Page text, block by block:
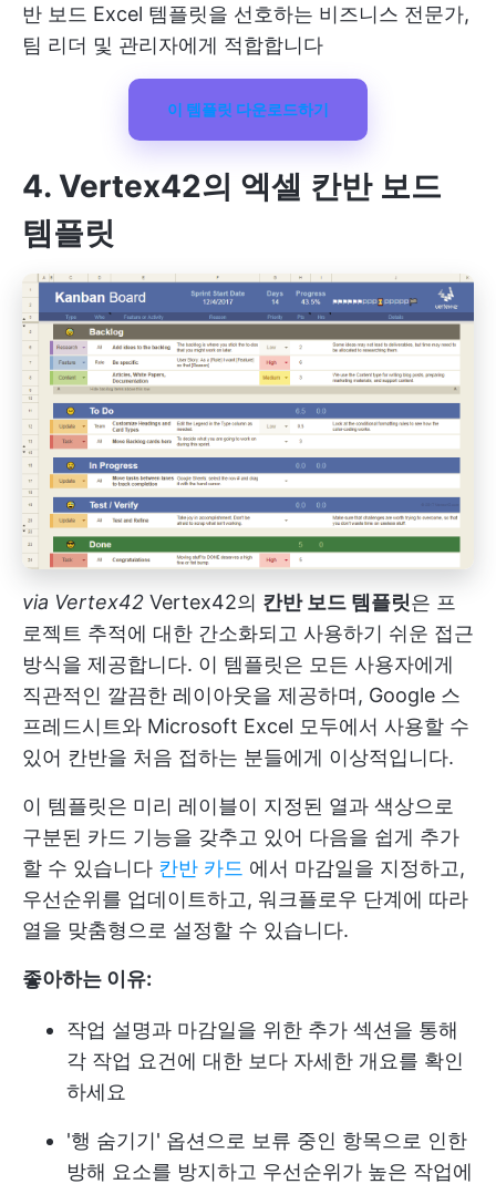
반 보드 Excel 템플릿을 선호하는 비즈니스 전문가,
팀 리더 및 관리자에게 적합합니다
이 템플릿 다운로드하기
4. Vertex42의 엑셀 칸반 보드
템플릿
via Vertex42 Vertex42의 칸반 보드 템플릿은 프
로젝트 추적에 대한 간소화되고 사용하기 쉬운 접근
방식을 제공합니다. 이 템플릿은 모든 사용자에게
직관적인 깔끔한 레이아웃을 제공하며, Google 스
프레드시트와 Microsoft Excel 모두에서 사용할 수
있어 칸반을 처음 접하는 분들에게 이상적입니다.
이 템플릿은 미리 레이블이 지정된 열과 색상으로
구분된 카드 기능을 갖추고 있어 다음을 쉽게 추가
할 수 있습니다 칸반 카드 에서 마감일을 지정하고,
우선순위를 업데이트하고, 워크플로우 단계에 따라
열을 맞춤형으로 설정할 수 있습니다.
좋아하는 이유:
작업 설명과 마감일을 위한 추가 섹션을 통해
각 작업 요건에 대한 보다 자세한 개요를 확인
하세요
'행 숨기기' 옵션으로 보류 중인 항목으로 인한
방해 요소를 방지하고 우선순위가 높은 작업에